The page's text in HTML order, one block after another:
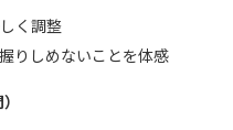
く調整
りしめないことを体感